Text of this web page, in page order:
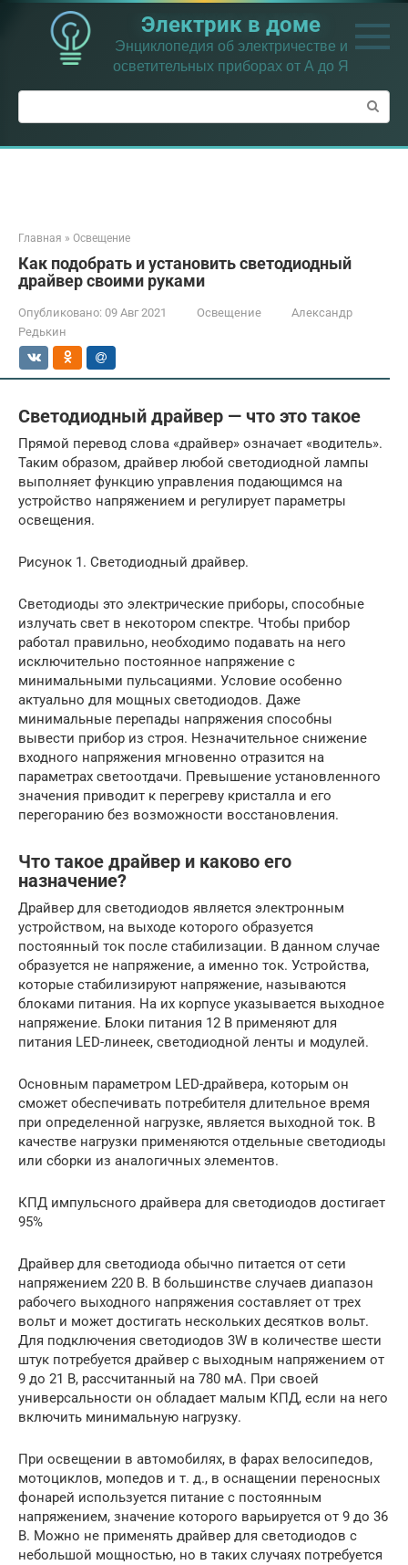
Перейти
контенту
Электрик в доме
Энциклопедия об электричестве и
осветительных приборах от А до Я
Поиск:
Главная » Освещение
Как подобрать и установить светодиодный
драйвер своими руками
Опубликовано: 09 Авг 2021 Освещение
Александр
Редькин
Светодиодный драйвер — что это такое
Прямой перевод слова «драйвер» означает «водитель».
Таким образом, драйвер любой светодиодной лампы
выполняет функцию управления подающимся на
устройство напряжением и регулирует параметры
освещения.
Рисунок 1. Светодиодный драйвер.
Светодиоды это электрические приборы, способные
излучать свет в некотором спектре. Чтобы прибор
работал правильно, необходимо подавать на него
исключительно постоянное напряжение с
минимальными пульсациями. Условие особенно
актуально для мощных светодиодов. Даже
минимальные перепады напряжения способны
вывести прибор из строя. Незначительное снижение
входного напряжения мгновенно отразится на
параметрах светоотдачи. Превышение установленного
значения приводит к перегреву кристалла и его
перегоранию без возможности восстановления.
Что такое драйвер и каково его
назначение?
Драйвер для светодиодов является электронным
устройством, на выходе которого образуется
постоянный ток после стабилизации. В данном случае
образуется не напряжение, а именно ток. Устройства,
которые стабилизируют напряжение, называются
блоками питания. На их корпусе указывается выходное
напряжение. Блоки питания 12 В применяют для
питания LED-линеек, светодиодной ленты и модулей.
Основным параметром LED-драйвера, которым он
сможет обеспечивать потребителя длительное время
при определенной нагрузке, является выходной ток. В
качестве нагрузки применяются отдельные светодиоды
или сборки из аналогичных элементов.
КПД импульсного драйвера для светодиодов достигает
95%
Драйвер для светодиода обычно питается от сети
напряжением 220 В. В большинстве случаев диапазон
рабочего выходного напряжения составляет от трех
вольт и может достигать нескольких десятков вольт.
Для подключения светодиодов 3W в количестве шести
штук потребуется драйвер с выходным напряжением от
9 до 21 В, рассчитанный на 780 мА. При своей
универсальности он обладает малым КПД, если на него
включить минимальную нагрузку.
При освещении в автомобилях, в фарах велосипедов,
мотоциклов, мопедов и т. д., в оснащении переносных
фонарей используется питание с постоянным
напряжением, значение которого варьируется от 9 до 36
В. Можно не применять драйвер для светодиодов с
небольшой мощностью, но в таких случаях потребуется